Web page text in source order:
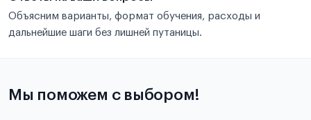
Объясним варианты, формат обучения, расходы и
дальнейшие шаги без лишней путаницы.
Мы поможем с выбором!